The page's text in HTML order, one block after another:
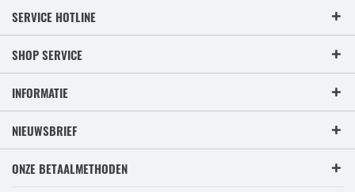
SERVICE HOTLINE
SHOP SERVICE
INFORMATIE
NIEUWSBRIEF
ONZE BETAALMETHODEN